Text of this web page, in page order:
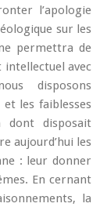
l’apologie
sur les
permettra de
intellectuel avec
disposons
les faiblesses
dont disposait
aujourd’hui les
: leur donner
En cernant
la